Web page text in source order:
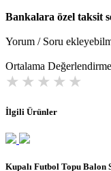
Bankalara özel taksit
Yorum / Soru
Ortalama
İlgili Ürünler
Kupalı Futbol Topu Balon